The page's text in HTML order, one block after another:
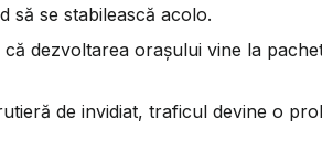
să se stabilească acolo.
dezvoltarea orașului vine la
de invidiat, traficul devine o